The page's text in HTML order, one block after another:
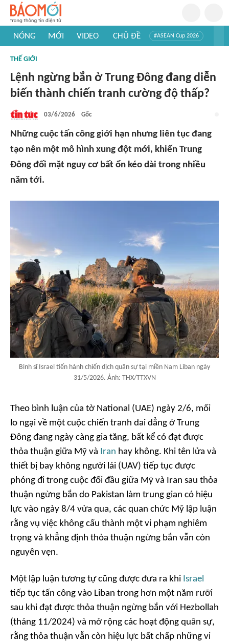
NÓNG MỚI VIDEO CHỦ ĐỀ #ASEAN Cup 2026
#Khám phá thế giới
THẾ GIỚI
Lệnh ngừng bắn ở Trung Đông đang diễn
biến thành chiến tranh cường độ thấp?
03/6/2026 Gốc
Những cuộc tấn công giới hạn nhưng liên tục đang
tạo nên một mô hình xung đột mới, khiến Trung
Đông đối mặt nguy cơ bất ổn kéo dài trong nhiều
năm tới.
Binh sĩ Israel tiến hành chiến dịch quân sự tại miền Nam Liban ngày
31/5/2026. Ảnh: THX/TTXVN
Theo bình luận của tờ National (UAE) ngày 2/6, mối
lo ngại về một cuộc chiến tranh dai dẳng ở Trung
Đông đang ngày càng gia tăng, bất kể có đạt được
thỏa thuận giữa Mỹ và Iran hay không. Khi tên lửa và
thiết bị bay không người lái (UAV) tiếp tục được
phóng đi trong cuộc đối đầu giữa Mỹ và Iran sau thỏa
thuận ngừng bắn do Pakistan làm trung gian có hiệu
lực vào ngày 8/4 vừa qua, các quan chức Mỹ lập luận
rằng vụ việc không cấu thành một vi phạm nghiêm
trọng và khẳng định thỏa thuận ngừng bắn vẫn còn
nguyên vẹn.
Một lập luận tương tự cũng được đưa ra khi Israel
tiếp tục tấn công vào Liban trong hơn một năm rưỡi
sau khi đạt được thỏa thuận ngừng bắn với Hezbollah
(tháng 11/2024) và mở rộng các hoạt động quân sự,
rằng thỏa thuận vẫn còn hiệu lực bất chấp những vi